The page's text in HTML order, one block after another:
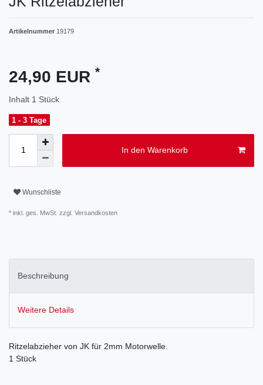
Artikelnummer 19179
24,90 EUR *
Inhalt 1 Stück
1 - 3 Tage
In den Warenkorb
Wunschliste
* inkl. ges. MwSt. zzgl. Versandkosten
Beschreibung
Weitere Details
Ritzelabzieher von JK für 2mm Motorwelle.
1 Stück